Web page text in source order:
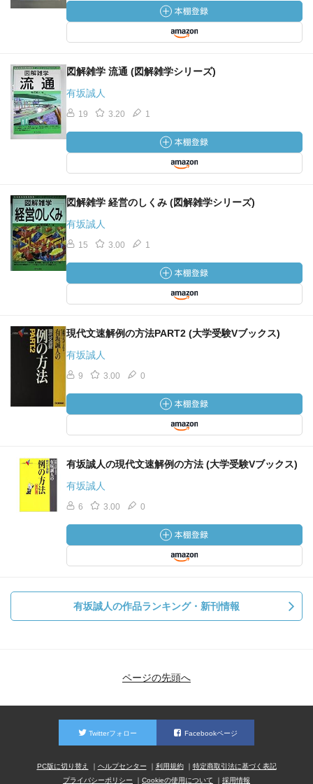
図解雑学 流通 (図解雑学シリーズ)
有坂誠人
19 3.20 1
図解雑学 経営のしくみ (図解雑学シリーズ)
有坂誠人
15 3.00 1
現代文速解例の方法PART2 (大学受験Vブックス)
有坂誠人
9 3.00 0
有坂誠人の現代文速解例の方法 (大学受験Vブックス)
有坂誠人
6 3.00 0
有坂誠人の作品ランキング・新刊情報
ページの先頭へ
Twitterフォロー Facebookページ
PC版に切り替え ヘルプセンター 利用規約
特定商取引法に基づく表記
プライバシーポリシー
Cookieの使用について 採用情報